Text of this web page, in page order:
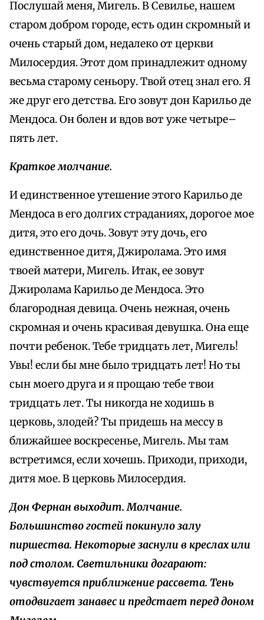
Послушай меня, Мигель. В Севилье, нашем
старом добром городе, есть один скромный и
очень старый дом, недалеко от церкви
Милосердия. Этот дом принадлежит одному
весьма старому сеньору. Твой отец знал его. Я
же друг его детства. Его зовут дон Карильо де
Мендоса. Он болен и вдов вот уже четыре–
пять лет.
Краткое молчание.
И единственное утешение этого Карильо де
Мендоса в его долгих страданиях, дорогое мое
дитя, это его дочь. Зовут эту дочь, его
единственное дитя, Джиролама. Это имя
твоей матери, Мигель. Итак, ее зовут
Джиролама Карильо де Мендоса. Это
благородная девица. Очень нежная, очень
скромная и очень красивая девушка. Она еще
почти ребенок. Тебе тридцать лет, Мигель!
Увы! если бы мне было тридцать лет! Но ты
сын моего друга и я прощаю тебе твои
тридцать лет. Ты никогда не ходишь в
церковь, злодей? Ты придешь на мессу в
ближайшее воскресенье, Мигель. Мы там
встретимся, если хочешь. Приходи, приходи,
дитя мое. В церковь Милосердия.
Дон Фернан выходит. Молчание.
Большинство гостей покинуло залу
пиршества. Некоторые заснули в креслах или
под столом. Светильники догарают:
чувствуется приближение рассвета. Тень
отодвигает занавес и предстает перед доном